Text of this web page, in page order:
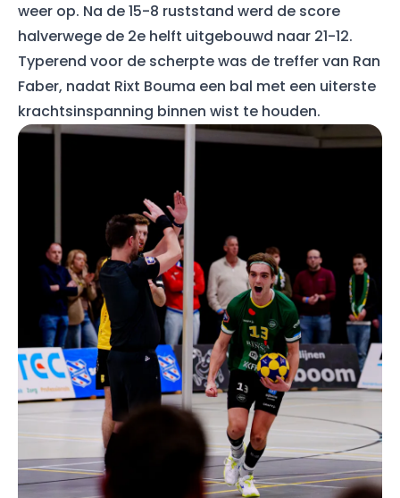
weer op. Na de 15-8 ruststand werd de score
halverwege de 2e helft uitgebouwd naar 21-12.
Typerend voor de scherpte was de treffer van Ran
Faber, nadat Rixt Bouma een bal met een uiterste
krachtsinspanning binnen wist te houden.